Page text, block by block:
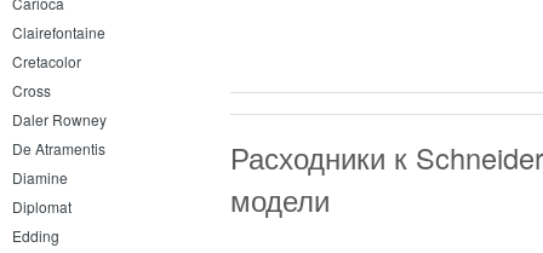
Clairefontaine
Cretacolor
Cross
Daler Rowney
De Atramentis
Diamine
Diplomat
Edding
Расходники к
модели